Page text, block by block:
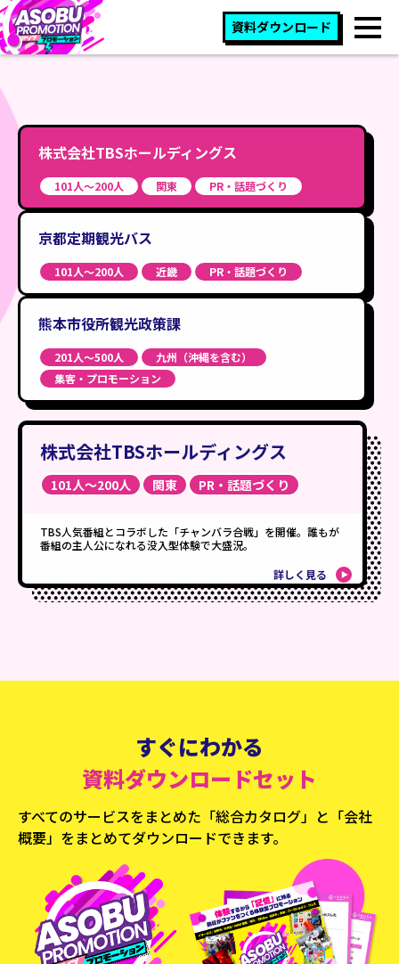
資料ダウンロード
株式会社TBSホールディングス
101人〜200人 関東 PR・話題づくり
京都定期観光バス
101人〜200人 近畿 PR・話題づくり
熊本市役所観光政策課
201人〜500人
九州（沖縄を含む）
集客・プロモーション
株式会社TBSホールディングス
101人〜200人 関東 PR・話題づくり
TBS人気番組とコラボした「チャンバラ合戦」を開催。誰もが
番組の主人公になれる没入型体験で大盛況。
詳しく見る
すぐにわかる
資料ダウンロードセット
すべてのサービスをまとめた「総合カタログ」と 「会社
概要」をまとめてダウンロードできます。